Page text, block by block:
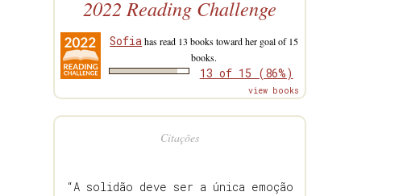
2022 Reading Challenge
Sofiahas read 13 books toward her goal of 15
books.
13 of 15 (86%)
view books
Citações
“A solidão deve ser a única emoção